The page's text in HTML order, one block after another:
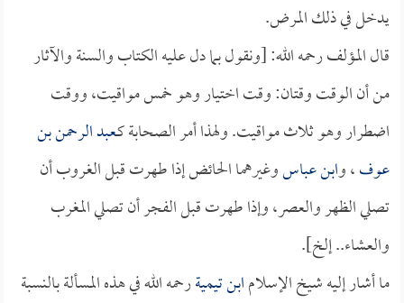
يدخل في ذلك المرض.
قال المؤلف رحمه الله: [ونقول بما دل عليه الكتاب والسنة والآثار
من أن الوقت وقتان: وقت اختيار وهو خمس مواقيت، ووقت
اضطرار وهو ثلاث مواقيت. ولهذا أمر الصحابة كـعبد الرحمن بن
عوف، وابن عباسوغيرهما الحائض إذا طهرت قبل الغروب أن
تصلي الظهر والعصر، وإذا طهرت قبل الفجر أن تصلي المغرب
والعشاء.. إلخ].
ما أشار إليه شيخ الإسلامابن تيميةرحمه الله في هذه المسألة بالنسبة